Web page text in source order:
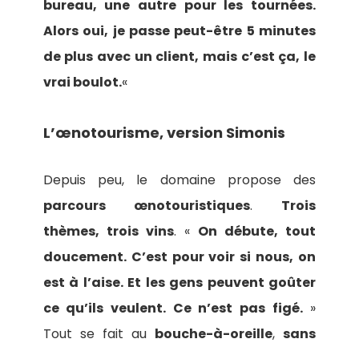
bureau, une autre pour les tournées.
Alors oui, je passe peut-être 5 minutes
de plus avec un client, mais c’est ça, le
vrai boulot.«
L’œnotourisme, version Simonis
Depuis peu, le domaine propose des
parcours œnotouristiques. Trois
thèmes, trois vins. « On débute, tout
doucement. C’est pour voir si nous, on
est à l’aise. Et les gens peuvent goûter
ce qu’ils veulent. Ce n’est pas figé.»
Tout se fait au bouche-à-oreille,sans